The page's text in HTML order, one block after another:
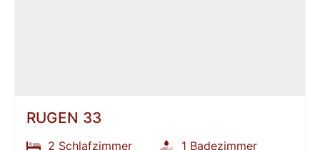
RÜGEN 33
2 Schlafzimmer 1 Badezimmer